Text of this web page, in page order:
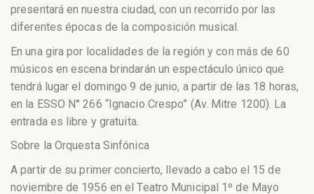
presentará en nuestra ciudad, con un recorrido por las
diferentes épocas de la composición musical.
En una gira por localidades de la región y con más de 60
músicos en escena brindarán un espectáculo único que
tendrá lugar el domingo 9 de junio, a partir de las 18 horas,
en la ESSO N° 266 “Ignacio Crespo” (Av. Mitre 1200). La
entrada es libre y gratuita.
Sobre la Orquesta Sinfónica
A partir de su primer concierto, llevado a cabo el 15 de
noviembre de 1956 en el Teatro Municipal 1º de Mayo